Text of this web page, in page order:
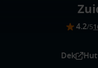
4.2/5
Dek